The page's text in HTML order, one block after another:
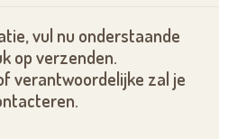
voor thuiswonende, al of
senioren.
nemen,
vul nu onderstaande
op verzenden.
verantwoordelijke zal je